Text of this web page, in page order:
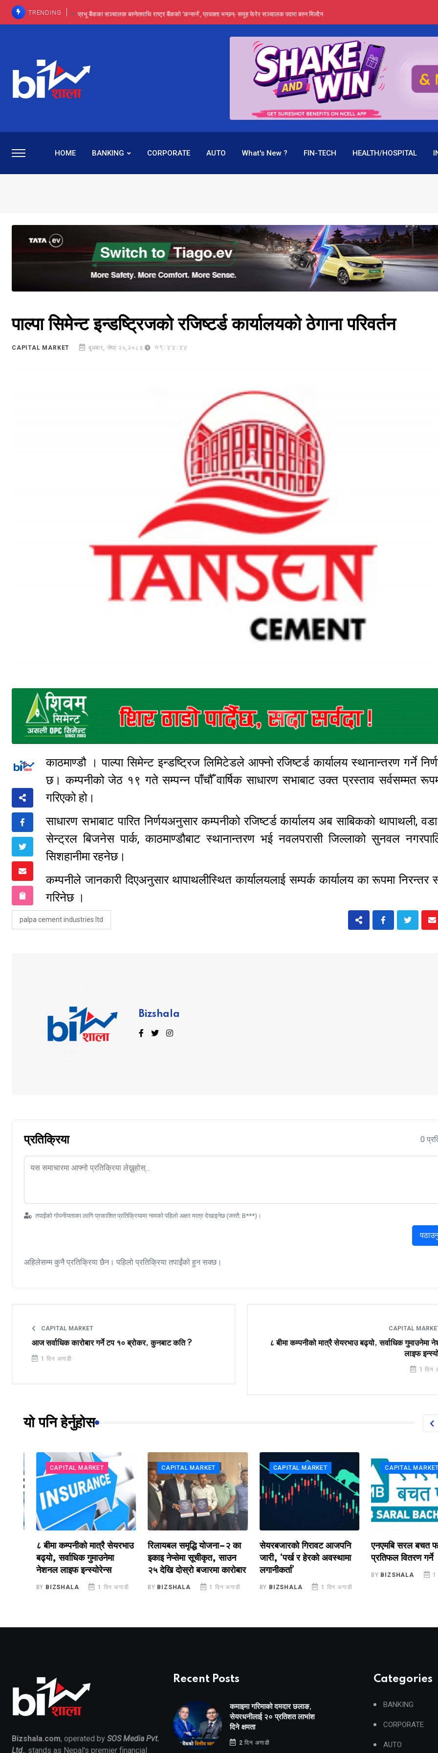
TRENDING प्रभू बैंकका सञ्चालक बस्नेतमाथि राष्ट्र बैंकको ‘कन्सर्न’, प्रवक्ता भन्छन्- समूह फेरेर सञ्चालक पदमा बस्न मिल्दैन
प्रभू बैंकमा सेञ्चुरीबाट आएका कर्मचारीमाथि हदैसम्मको विभेदः एउटै पदमा दुई थरि तलब, वर्षमै ९२ हजार घाटा !
कमाइमा गरिमाको दमदार छलाङ, सेयरधनीलाई २० प्रतिशत लाभांश दिने क्षमता
प्रभु बैंकमा रमिता : सर्वसाधारणबाट छिरेका बस्नेत संस्थापक बनेर निरन्तर, राष्ट्र बैंक किन मौन ?
HOME BANKING CORPORATE AUTO What's New ? FIN-TECH HEALTH/HOSPITAL
पाल्पा सिमेन्ट इन्डष्ट्रिजको रजिष्टर्ड कार्यालयको ठेगाना परिवर्तन
CAPITAL MARKET बुधबार, जेष्ठ २०,२०८३ 09:44:44
काठमाण्डौ । पाल्पा सिमेन्ट इन्डष्ट्रिज लिमिटेडले आफ्नो रजिष्टर्ड कार्यालय स्थानान्तरण गर्ने
छ। कम्पनीको जेठ १९ गते सम्पन्न पाँचौँ वार्षिक साधारण सभाबाट उक्त प्रस्ताव सर्वसम्मत
गरिएको हो।
साधारण सभाबाट पारित निर्णयअनुसार कम्पनीको रजिष्टर्ड कार्यालय अब साबिकको थापाथली,
सेन्ट्रल बिजनेस पार्क, काठमाण्डौबाट स्थानान्तरण भई नवलपरासी जिल्लाको सुनवल
सिशहानीमा रहनेछ।
कम्पनीले जानकारी दिएअनुसार थापाथलीस्थित कार्यालयलाई सम्पर्क कार्यालय का रूपमा निरन्तर
गरिनेछ ।
palpa cement industries ltd
Bizshala
प्रतिक्रिया 0
तपाईंको गोपनीयताका लागि प्रकाशित प्रतिक्रियामा नामको पहिलो अक्षर मात्र देखाइनेछ (जस्तै: B***)।
अहिलेसम्म कुनै प्रतिक्रिया छैन। पहिलो प्रतिक्रिया तपाईंको हुन सक्छ।
CAPITAL MARKET
आज सर्वाधिक कारोबार गर्ने टप १० ब्रोकर, कुनबाट कति ?
1 दिन अगाडी
CAPITAL
८ बीमा कम्पनीको मात्रै सेयरभाउ बढ्यो, सर्वाधिक गुमाउनेमा
लाइफ
1 दिन
यो पनि हेर्नुहोस
CAPITAL MARKET
८ बीमा कम्पनीको मात्रै सेयरभाउ
बढ्यो, सर्वाधिक गुमाउनेमा
नेशनल लाइफ इन्स्योरेन्स
BIZSHALA 1 दिन अगाडी
CAPITAL MARKET
रिलायबल समृद्धि योजना–२ का
इकाइ नेप्सेमा सूचीकृत, साउन
२५ देखि दोस्रो बजारमा कारोबार
BIZSHALA 1 दिन अगाडी
CAPITAL MARKET
सेयरबजारको गिरावट आजपनि
जारी, ‘पर्ख र हेरको अवस्थामा
लगानीकर्ता’
BIZSHALA 1 दिन अगाडी
CAPITAL MARKET
एनएमबि सरल बचत
प्रतिफल वितरण गर्ने
BIZSHALA 1 दिन
Bizshala.com, operated by SOS Media Pvt.
Ltd., stands as Nepal's premier financial
Recent Posts
कमाइमा गरिमाको दमदार छलाङ,
सेयरधनीलाई २० प्रतिशत लाभांश
दिने क्षमता
2 दिन अगाडी
Categories
BANKING
CORPORATE
AUTO